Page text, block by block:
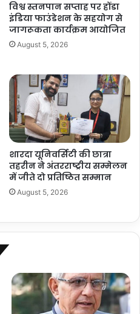
विश्व स्तनपान सप्ताह पर होंडा
इंडिया फाउंडेशन के सहयोग से
जागरूकता कार्यक्रम आयोजित
August 5, 2026
शारदा यूनिवर्सिटी की छात्रा
तहरीन ने अंतरराष्ट्रीय सम्मेलन
में जीते दो प्रतिष्ठित सम्मान
August 5, 2026